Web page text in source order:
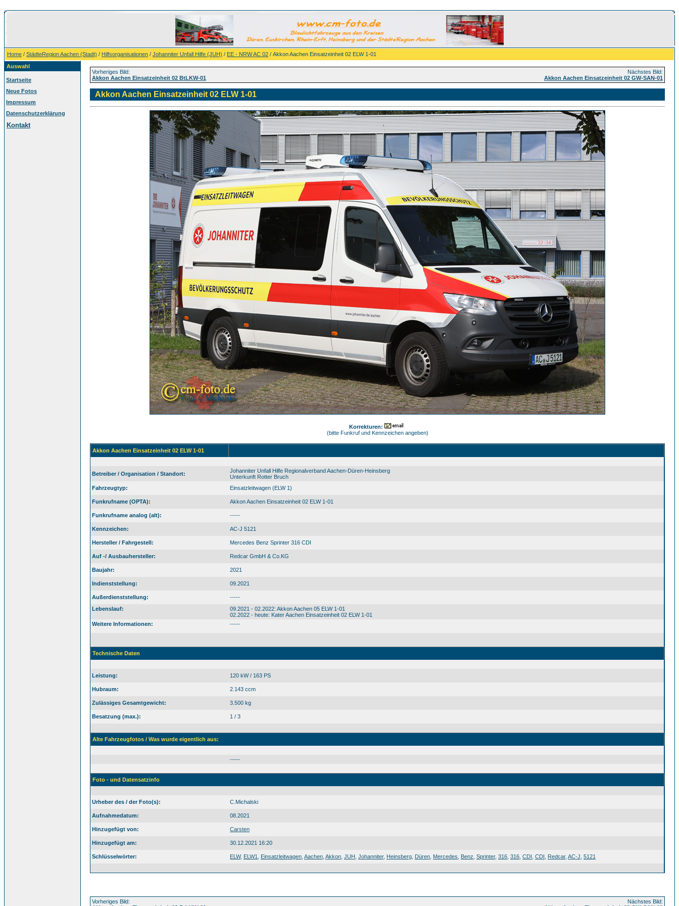
Home / StädteRegion Aachen (Stadt) / Hilfsorganisationen / Johanniter Unfall Hilfe (JUH) / EE - NRW AC 02 / Akkon Aachen Einsatzeinheit 02 ELW 1-01
Auswahl
Startseite
Neue Fotos
Impressum
Datenschutzerklärung
Kontakt
Vorheriges Bild:
Akkon Aachen Einsatzeinheit 02 BtLKW-01
Nächstes Bild:
Akkon Aachen Einsatzeinheit 02 GW-SAN-01
Akkon Aachen Einsatzeinheit 02 ELW 1-01
Korrekturen:
(bitte Funkruf und Kennzeichen angeben)
Akkon Aachen Einsatzeinheit 02 ELW 1-01
Betreiber / Organisation / Standort:
Johanniter Unfall Hilfe Regionalverband Aachen-Düren-Heinsberg
Unterkunft Rotter Bruch
Fahrzeugtyp:
Einsatzleitwagen (ELW 1)
Funkrufname (OPTA): Akkon Aachen Einsatzeinheit 02 ELW 1-01
Funkrufname analog (alt): -----
Kennzeichen: AC-J 5121
Hersteller / Fahrgestell: Mercedes Benz Sprinter 316 CDI
Auf -/ Ausbauhersteller: Redcar GmbH & Co.KG
Baujahr: 2021
Indienststellung: 09.2021
Außerdienststellung:
-----
Lebenslauf:
09.2021 - 02.2022: Akkon Aachen 05 ELW 1-01
02.2022 - heute: Kater Aachen Einsatzeinheit 02 ELW 1-01
Weitere Informationen:
-----
Technische Daten
Leistung: 120 kW / 163 PS
Hubraum: 2.143 ccm
Zulässiges Gesamtgewicht: 3.500 kg
Besatzung (max.): 1 / 3
Alte Fahrzeugfotos / Was wurde eigentlich aus:
-----
Foto - und Datensatzinfo
Urheber des / der Foto(s): C.Michalski
Aufnahmedatum: 08.2021
Hinzugefügt von: Carsten
Hinzugefügt am: 30.12.2021 16:20
Schlüsselwörter: ELW, ELW1 Einsatzleitwagen Aachen Akkon JUH Johanniter, Heinsberg Düren Mercedes Benz Sprinter, 316 316 CDI CDI Redcar, AC-J 5121
Vorheriges Bild:
Nächstes Bild: